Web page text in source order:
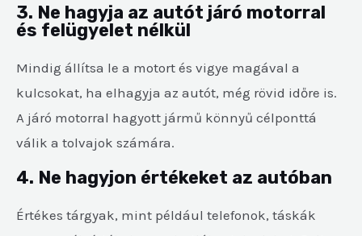
3. Ne hagyja az autót járó motorral
és felügyelet nélkül
Mindig állítsa le a motort és vigye magával a
kulcsokat, ha elhagyja az autót, még rövid időre is.
A járó motorral hagyott jármű könnyű célponttá
válik a tolvajok számára.
4. Ne hagyjon értékeket az autóban
Értékes tárgyak, mint például telefonok, táskák